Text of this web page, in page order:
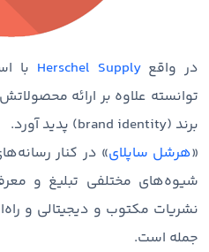
در واقعHerschel Supply با
توانسته علاوه بر ارائه
برند (brand identity) پدید آورد.
«هرشل ساپلای» در کنار
شیوه‌های مختلفی تبلیغ و
نشریات مکتوب و دیجیتالی و
جمله است.